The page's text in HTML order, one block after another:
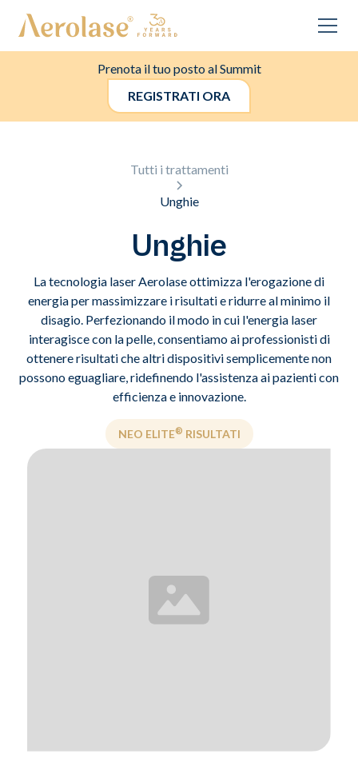
Prenota il tuo posto al Summit
REGISTRATI ORA
Tutti i trattamenti
Unghie
Unghie
La tecnologia laser Aerolase ottimizza l'erogazione di
energia per massimizzare i risultati e ridurre al minimo il
disagio. Perfezionando il modo in cui l'energia laser
interagisce con la pelle, consentiamo ai professionisti di
ottenere risultati che altri dispositivi semplicemente non
possono eguagliare, ridefinendo l'assistenza ai pazienti con
efficienza e innovazione.
NEO ELITE® RISULTATI